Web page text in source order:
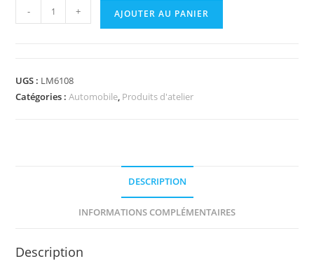
- + AJOUTER AU PANIER
UGS : LM6108
Catégories :Automobile, Produits d'atelier
DESCRIPTION
INFORMATIONS COMPLÉMENTAIRES
Description